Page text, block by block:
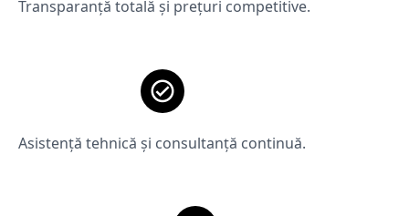
Transparanță totală și prețuri competitive.
Asistență tehnică și consultanță continuă.